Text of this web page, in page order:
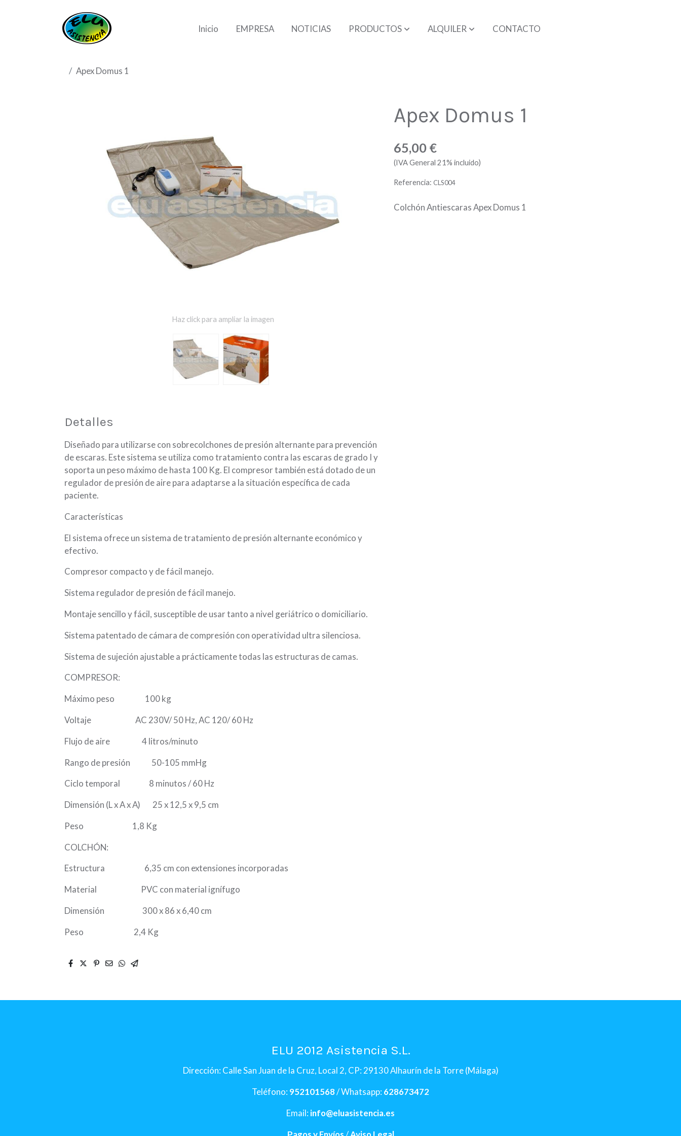
Inicio EMPRESA NOTICIAS PRODUCTOS ALQUILER CONTACTO
Apex Domus 1
Haz click para ampliar la imagen
Detalles
Diseñado para utilizarse con sobrecolchones de presión alternante para prevención
de escaras. Este sistema se utiliza como tratamiento contra las escaras de grado I y
soporta un peso máximo de hasta 100 Kg. El compresor también está dotado de un
regulador de presión de aire para adaptarse a la situación específica de cada
paciente.
Características
El sistema ofrece un sistema de tratamiento de presión alternante económico y
efectivo.
Compresor compacto y de fácil manejo.
Sistema regulador de presión de fácil manejo.
Montaje sencillo y fácil, susceptible de usar tanto a nivel geriátrico o domiciliario.
Sistema patentado de cámara de compresión con operatividad ultra silenciosa.
Sistema de sujeción ajustable a prácticamente todas las estructuras de camas.
COMPRESOR:
Máximo peso 100 kg
Voltaje AC 230V/ 50 Hz, AC 120/ 60 Hz
Flujo de aire 4 litros/minuto
Rango de presión 50-105 mmHg
Ciclo temporal 8 minutos / 60 Hz
Dimensión (L x A x A) 25 x 12,5 x 9,5 cm
Peso 1,8 Kg
COLCHÓN:
Estructura 6,35 cm con extensiones incorporadas
Material PVC con material ignífugo
Dimensión 300 x 86 x 6,40 cm
Peso 2,4 Kg
Apex Domus 1
65,00 €
(IVA General 21% incluido)
Referencia: CLS004
Colchón Antiescaras Apex Domus 1
ELU 2012 Asistencia S.L.
Dirección: Calle San Juan de la Cruz, Local 2, CP: 29130 Alhaurín de la Torre (Málaga)
Teléfono: 952101568/ Whatsapp: 628673472
Email: info@eluasistencia.es